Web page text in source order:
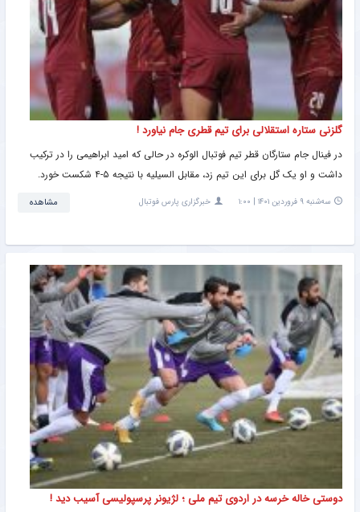
گلزنی ستاره استقلالی برای تیم قطری جام نیاورد !
در فینال جام ستارگان قطر تیم فوتبال الوکره در حالی که امید ابراهیمی را در ترکیب
داشت و او یک گل برای این تیم زد، مقابل السیلیه با نتیجه ۵-۴ شکست خورد.
سه‌شنبه ۹ فروردین ۱۴۰۱ | ۱:۰۰ خبرگزاری پارس فوتبال مشاهده
دوستی خاله خرسه در اردوی تیم ملی ؛ لژیونر پرسپولیسی آسیب دید !